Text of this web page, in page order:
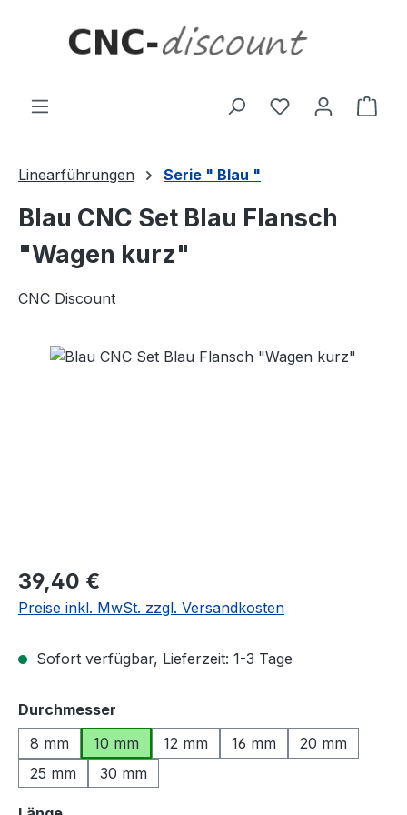
Linearführungen Serie " Blau "
Blau CNC Set Blau Flansch
"Wagen kurz"
CNC Discount
Bildergalerie überspringen
Regulärer Preis:
39,40 €
Preise inkl. MwSt. zzgl. Versandkosten
Sofort verfügbar, Lieferzeit: 1-3 Tage
Durchmesser
8 mm
10 mm 12 mm 16 mm
20 mm
25 mm
30 mm